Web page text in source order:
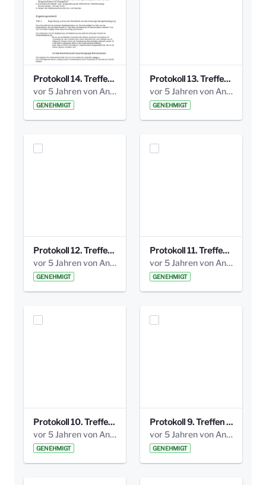
Protokoll 14. Treffen 20160613 AG Bismarckplatz.pdf
vor 5 Jahren von Anni Schlumberger
GENEHMIGT
Protokoll 13. Treffen 20151130 AG Bismarckplatz.pdf
vor 5 Jahren von Anni Schlumberger
GENEHMIGT
Protokoll 12. Treffen 20150921 AG Bismarckplatz.pdf
vor 5 Jahren von Anni Schlumberger
GENEHMIGT
Protokoll 11. Treffen 20150901 AG Bismarckplatz.pdf
vor 5 Jahren von Anni Schlumberger
GENEHMIGT
Protokoll 10. Treffen 20150720 AG Bismarckplatz.pdf
vor 5 Jahren von Anni Schlumberger
GENEHMIGT
Protokoll 9. Treffen 20150528 AG Bismarckplatz.pdf
vor 5 Jahren von Anni Schlumberger
GENEHMIGT